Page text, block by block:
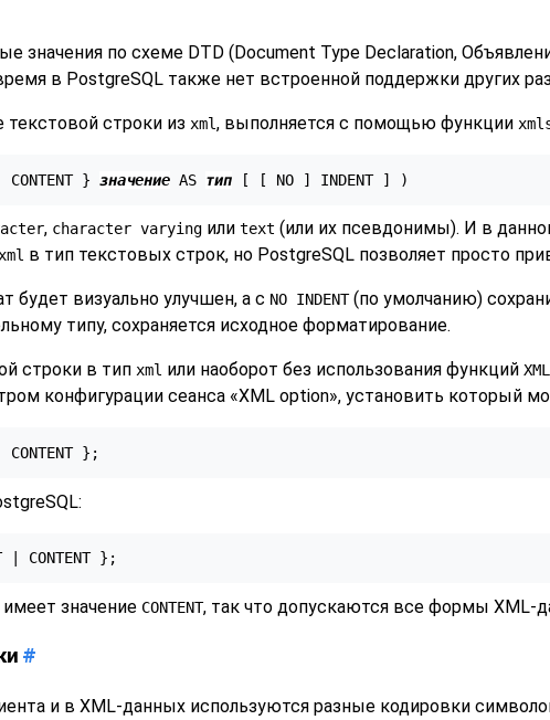
значения по схеме DTD (Document Type Declaration,
в PostgreSQL также нет встроенной поддержки других
текстовой строки из xml, выполняется с помощью функции
} значение AS тип
, character varying или text (или их псевдонимы). И в
в тип текстовых строк, но PostgreSQL позволяет просто
будет визуально улучшен, а с NO INDENT(по умолчанию)
типу, сохраняется исходное форматирование.
строки в тип xml или наоборот без использования функций
конфигурации сеанса «XML option», установить который
значение CONTENT, так что допускаются все формы XML-
#
и в XML-данных используются разные кодировки